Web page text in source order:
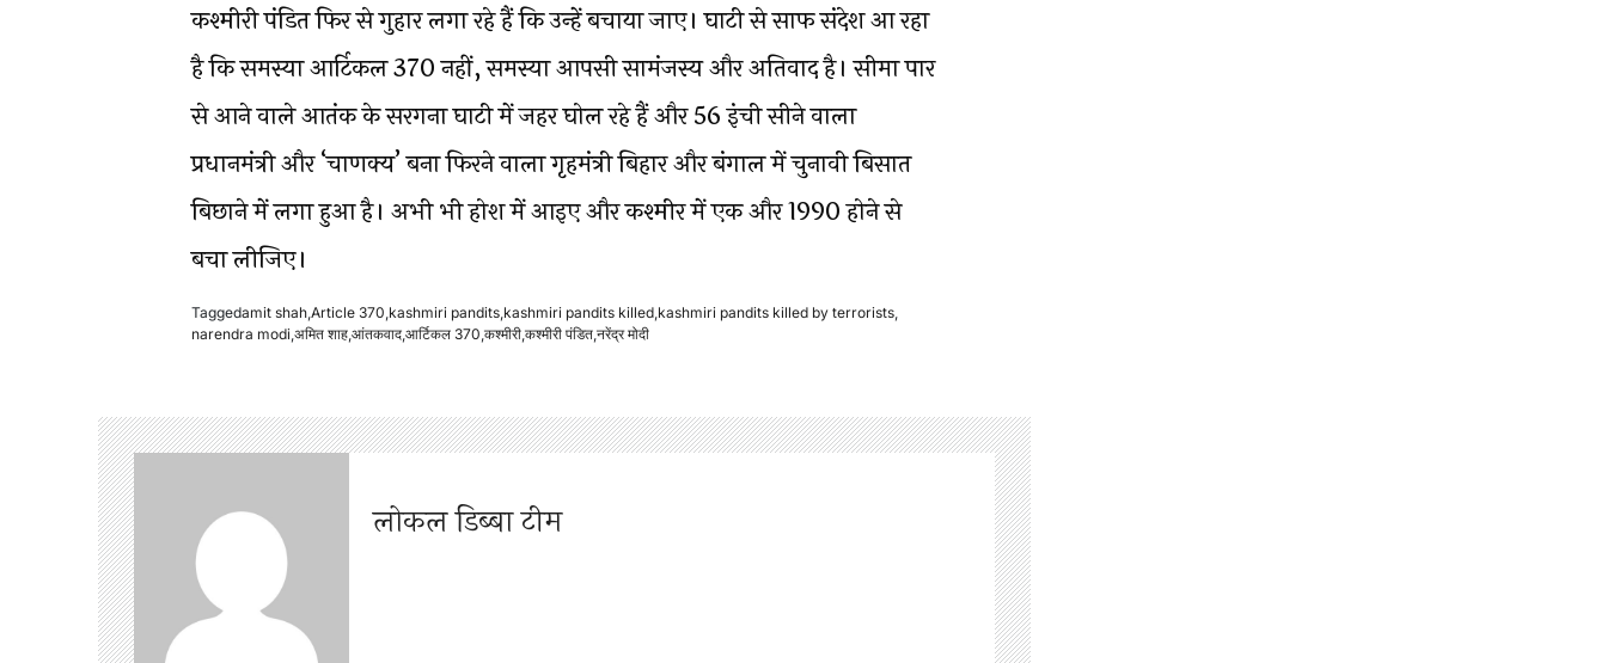
कश्मीरी पंडित फिर से गुहार लगा रहे हैं कि उन्हें बचाया जाए। घाटी से साफ संदेश आ रहा
है कि समस्या आर्टिकल 370 नहीं, समस्या आपसी सामंजस्य और अतिवाद है। सीमा पार
से आने वाले आतंक के सरगना घाटी में जहर घोल रहे हैं और 56 इंची सीने वाला
प्रधानमंत्री और ‘चाणक्य’ बना फिरने वाला गृहमंत्री बिहार और बंगाल में चुनावी बिसात
बिछाने में लगा हुआ है। अभी भी होश में आइए और कश्मीर में एक और 1990 होने से
बचा लीजिए।
Taggedamit shah ,Article 370 kashmiri pandits kashmiri pandits killed kashmiri pandits killed by terrorists
narendra modi ,अमित शाह ,आंतकवाद ,आर्टिकल 370 ,कश्मीरी ,कश्मीरी पंडित ,नरेंद्र मोदी
लोकल डिब्बा टीम